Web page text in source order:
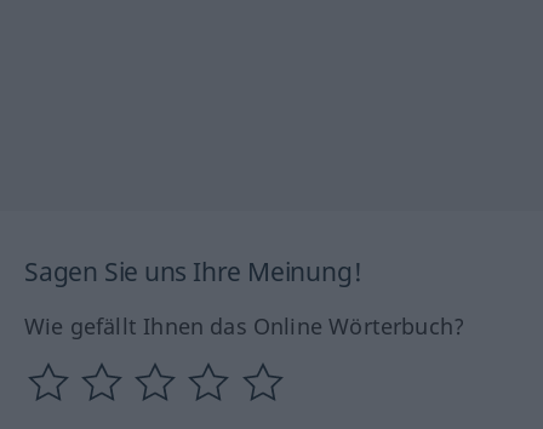
Sagen Sie uns Ihre Meinung!
Wie gefällt Ihnen das Online Wörterbuch?